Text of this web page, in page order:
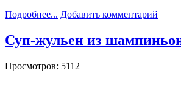
Подробнее... Добавить комментарий
Суп-жульен из
Просмотров: 5112